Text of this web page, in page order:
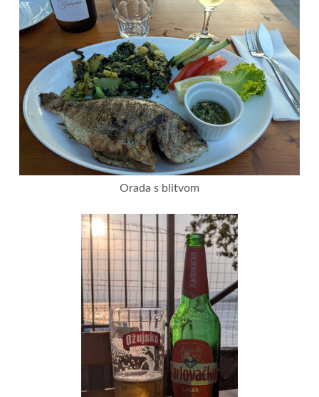
Orada s blitvom